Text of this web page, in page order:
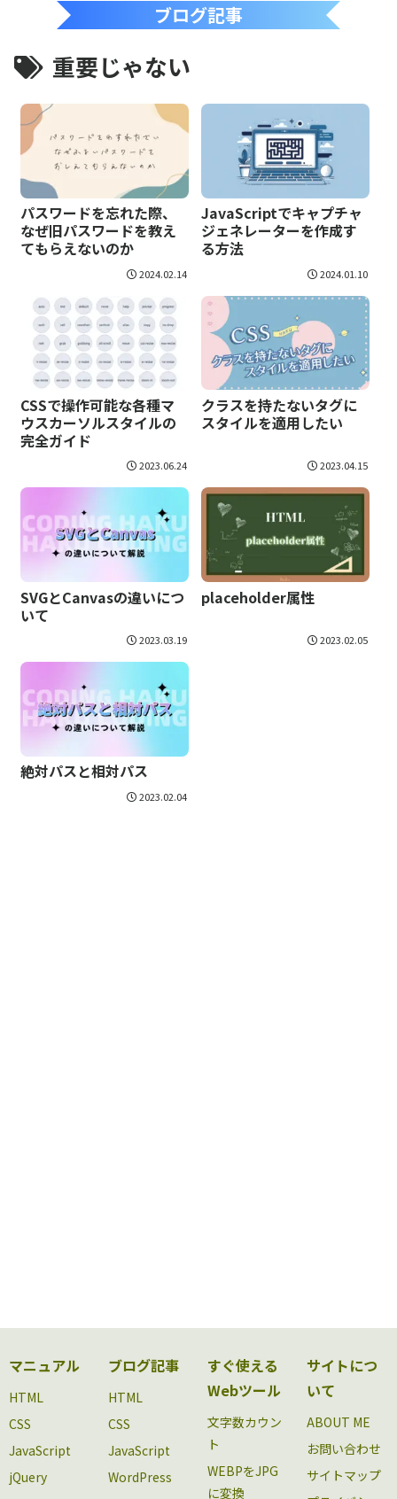
ブログ記事
重要じゃない
パスワードを忘れた際、
なぜ旧パスワードを教え
てもらえないのか
2024.02.14
JavaScriptでキャプチャ
ジェネレーターを作成す
る方法
2024.01.10
CSSで操作可能な各種マ
ウスカーソルスタイルの
完全ガイド
2023.06.24
クラスを持たないタグに
スタイルを適用したい
2023.04.15
SVGとCanvasの違いにつ
いて
2023.03.19
placeholder属性
2023.02.05
絶対パスと相対パス
2023.02.04
マニュアル
HTML
CSS
JavaScript
jQuery
ブログ記事
HTML
CSS
JavaScript
WordPress
すぐ使える
Webツール
文字数カウン
ト
WEBPをJPG
に変換
サイトにつ
いて
ABOUT ME
お問い合わせ
サイトマップ